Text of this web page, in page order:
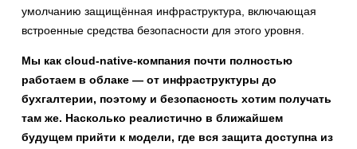
умолчанию защищённая инфраструктура, включающая
встроенные средства безопасности для этого уровня.
Мы как cloud-native-компания почти полностью
работаем в облаке — от инфраструктуры до
бухгалтерии, поэтому и безопасность хотим получать
там же. Насколько реалистично в ближайшем
будущем прийти к модели, где вся защита доступна из